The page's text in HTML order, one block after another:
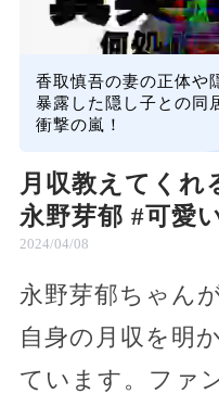
香取慎吾の妻の正体や
暴露した隠し子との同
衝撃の嵐！
月収教えてくれ
永野芽郁 #可愛
2024/04/08
永野芽郁ちゃん
自身の月収を明
ています。ファ